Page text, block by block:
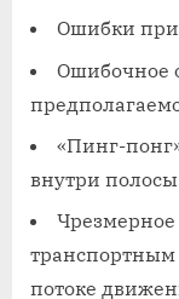
Ошибки
Ошибочное
«Пинг-
внутри
транспортным
потоке